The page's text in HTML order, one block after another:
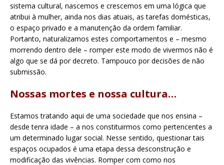
sistema cultural, nascemos e crescemos em uma lógica que
atribui à mulher, ainda nos dias atuais, as tarefas domésticas,
o espaço privado e a manutenção da ordem familiar.
Portanto, naturalizamos estes comportamentos e – mesmo
morrendo dentro dele – romper este modo de vivermos não é
algo que se dá por decreto. Tampouco por decisões de não
submissão.
Nossas mortes e nossa cultura…
Estamos tratando aqui de uma sociedade que nos ensina –
desde tenra idade – a nos constituirmos como pertencentes a
um determinado lugar social. Nesse sentido, questionar tais
espaços ocupados é uma etapa dessa desconstrução e
modificação das vivências. Romper com como nos